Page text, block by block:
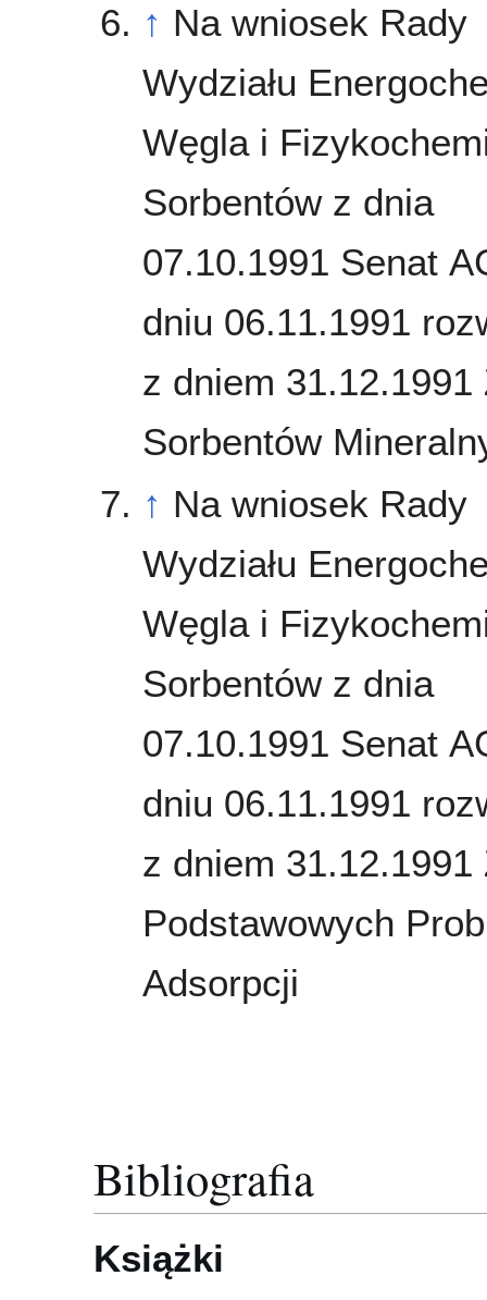
↑ Na wniosek Rady
Wydziału
Węgla i
Sorbentów z dnia
07.10.1991 Senat
dniu 06.11.1991
z dniem 31.12.1991
Sorbentów
↑ Na wniosek Rady
Wydziału
Węgla i
Sorbentów z dnia
07.10.1991 Senat
dniu 06.11.1991
z dniem 31.12.1991
Podstawowych
Adsorpcji
Bibliografia
Książki